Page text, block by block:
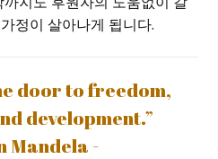
정이 살아나게 됩니다.
door to freedom,
development.”
Mandela -